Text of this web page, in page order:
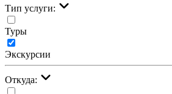
Тип услуги:
Туры
Экскурсии
Откуда: